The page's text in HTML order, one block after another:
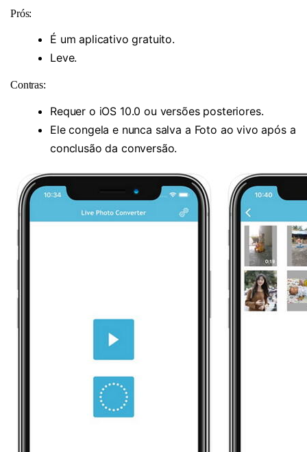
Prós:
É um aplicativo gratuito.
Leve.
Contras:
Requer o iOS 10.0 ou versões posteriores.
Ele congela e nunca salva a Foto ao vivo após a
conclusão da conversão.